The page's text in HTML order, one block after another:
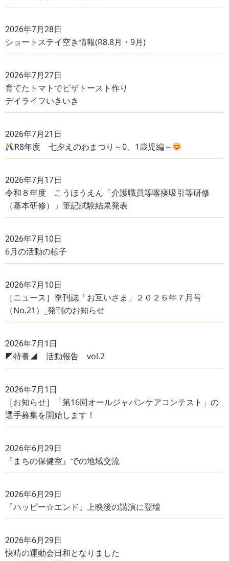
2026年7月28日
ショートステイ空き情報(R8.8月・9月)
2026年7月27日
育てたトマトでピザトースト作り
デイライフいきいき
2026年7月21日
R8年度 七夕えのわまつり～0、1歳児編～
2026年7月17日
令和８年度 こうほうえん「介護職員等喀痰吸引等研修
（基本研修）」筆記試験結果発表
2026年7月10日
6月の活動の様子
2026年7月10日
［ニュース］季刊誌「お互いさま」２０２６年７月号
（No.21）_発刊のお知らせ
2026年7月1日
◤特養◢ 活動報告 vol.2
2026年7月1日
［お知らせ］「第16回オールジャパンケアコンテスト」の
選手募集を開始します！
2026年6月29日
『まちの保健室』での地域交流
2026年6月29日
『ハッピー☆エンド』上映後の講演に登壇
2026年6月29日
快晴の運動会日和となりました